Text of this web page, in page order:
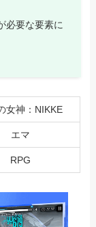
必要な要素に
女神：NIKKE
エマ
RPG